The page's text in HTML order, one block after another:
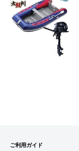
ご利用ガイド